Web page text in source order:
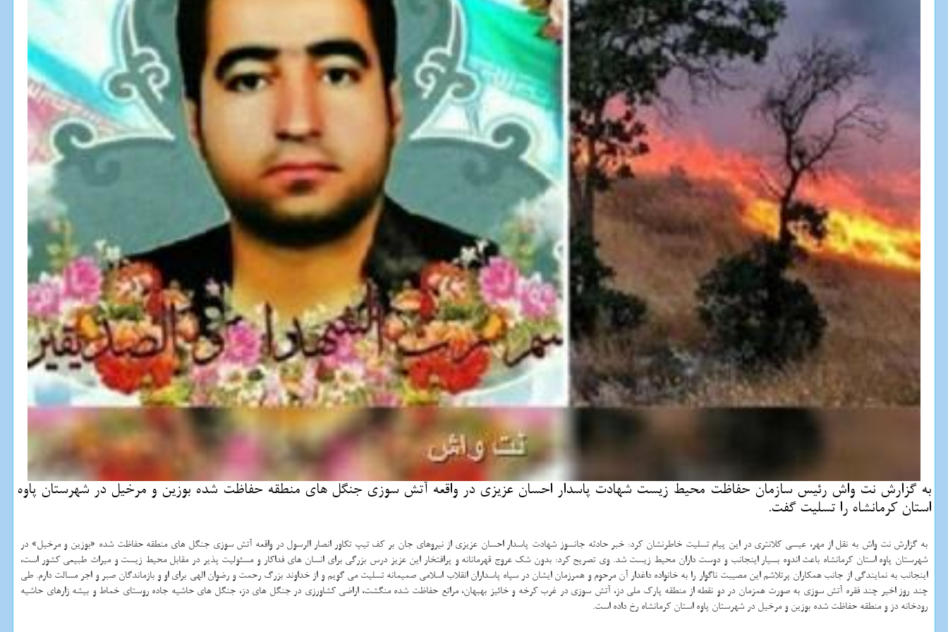
به گزارش نت واش رئیس سازمان حفاظت محیط زیست شهادت پاسدار احسان عزیزی در واقعه آتش سوزی جنگل های منطقه حفاظت شده بوزین و مرخیل در شهرستان پاوه
استان كرمانشاه را تسلیت گفت.
به گزارش نت واش به نقل از مهر، عیسی کلانتری در این پیام تسلیت خاطرنشان کرد: خبر حادثه جانسوز شهادت پاسدار احسان عزیزی از نیروهای جان بر کف تیپ تکاور انصار الرسول در واقعه آتش سوزی جنگل های منطقه حفاظت شده «بوزین و مرخیل» در
شهرستان پاوه استان کرمانشاه باعث اندوه بسیار اینجانب و دوست داران محیط زیست شد. وی تصریح کرد: بدون شک عروج قهرمانانه و پرافتخار این عزیز درس بزرگی برای انسان های فداکار و مسئولیت پذیر در مقابل محیط زیست و میراث طبیعی کشور است،
اینجانب به نمایندگی از جانب همکاران پرتلاشم این مصیبت ناگوار را به خانواده داغدار آن مرحوم و همرزمان ایشان در سپاه پاسداران انقلاب اسلامی صمیمانه تسلیت می گویم و از خداوند بزرگ رحمت و رضوان الهی برای او و بازماندگان صبر و اجر مسالت دارم. طی
چند روز اخیر چند فقره آتش سوزی به صورت همزمان در دو نقطه از منطقه پارک ملی دز، آتش سوزی در غرب کرخه و خائیز بهبهان، مراتع حفاظت شده منگشت، اراضی کشاورزی در جنگل های دز، جنگل های حاشیه جاده روستای خماط و بیشه زارهای حاشیه
رودخانه دز و منطقه حفاظت شده بوزین و مرخیل در شهرستان پاوه استان کرمانشاه رخ داده است.